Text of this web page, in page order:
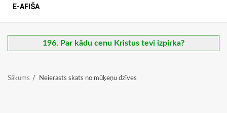
E-AFIŠA
196. Par kādu cenu Kristus tevi izpirka?
Sākums Neierasts skats no mūķeņu dzīves